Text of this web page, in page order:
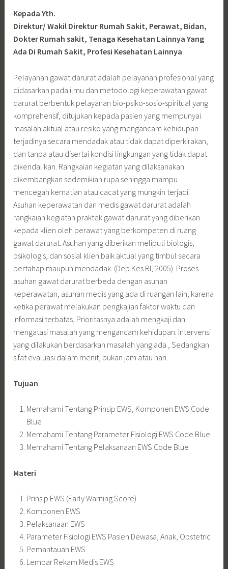
Kepada Yth.
Direktur/ Wakil Direktur Rumah Sakit, Perawat, Bidan,
Dokter Rumah sakit, Tenaga Kesehatan Lainnya Yang
Ada Di Rumah Sakit, Profesi Kesehatan Lainnya
Pelayanan gawat darurat adalah pelayanan profesional yang
didasarkan pada ilmu dan metodologi keperawatan gawat
darurat berbentuk pelayanan bio-psiko-sosio-spiritual yang
komprehensif, ditujukan kepada pasien yang mempunyai
masalah aktual atau resiko yang mengancam kehidupan
terjadinya secara mendadak atau tidak dapat diperkirakan,
dan tanpa atau disertai kondisi lingkungan yang tidak dapat
dikendalikan. Rangkaian kegiatan yang dilaksanakan
dikembangkan sedemikian rupa sehingga mampu
mencegah kematian atau cacat yang mungkin terjadi.
Asuhan keperawatan dan medis gawat darurat adalah
rangkaian kegiatan praktek gawat darurat yang diberikan
kepada klien oleh perawat yang berkompeten di ruang
gawat darurat. Asuhan yang diberikan meliputi biologis,
psikologis, dan sosial klien baik aktual yang timbul secara
bertahap maupun mendadak. (Dep.Kes RI, 2005). Proses
asuhan gawat darurat berbeda dengan asuhan
keperawatan, asuhan medis yang ada di ruangan lain, karena
ketika perawat melakukan pengkajian faktor waktu dan
informasi terbatas, Prioritasnya adalah mengkaji dan
mengatasi masalah yang mengancam kehidupan. Intervensi
yang dilakukan berdasarkan masalah yang ada , Sedangkan
sifat evaluasi dalam menit, bukan jam atau hari.
Tujuan
Memahami Tentang Prinsip EWS, Komponen EWS Code
Blue
Memahami Tentang Parameter Fisiologi EWS Code Blue
Memahami Tentang Pelaksanaan EWS Code Blue
Materi
Prinsip EWS (Early Warning Score)
Komponen EWS
Pelaksanaan EWS
Parameter Fisiologi EWS Pasien Dewasa, Anak, Obstetric
Pemantauan EWS
Lembar Rekam Medis EWS